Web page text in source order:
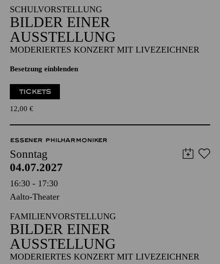
SCHULVORSTELLUNG
BILDER EINER
AUSSTELLUNG
MODERIERTES KONZERT MIT LIVEZEICHNER
Besetzung einblenden
TICKETS
12,00 €
ESSENER PHILHARMONIKER
Sonntag
04.07.2027
16:30 - 17:30
Aalto-Theater
FAMILIENVORSTELLUNG
BILDER EINER
AUSSTELLUNG
MODERIERTES KONZERT MIT LIVEZEICHNER